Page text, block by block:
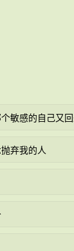
敏感的自己又
弃我的人